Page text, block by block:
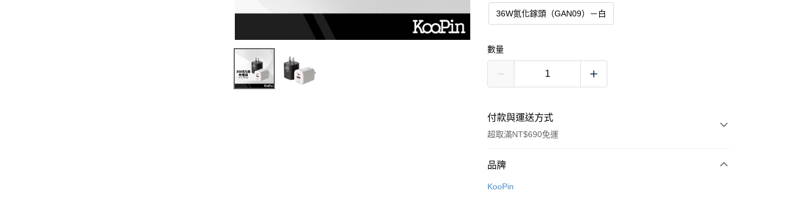
36W氮化鎵頭（GAN09）－白
數量
付款與運送方式
超取滿NT$690免運
付款方式
信用卡一次付款
品牌
KooPin